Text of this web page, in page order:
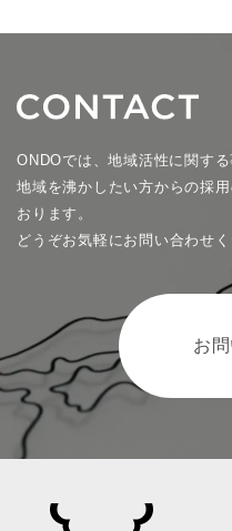
ONDOでは、地域活性に関す
地域を沸かしたい方からの採
おります。
どうぞお気軽にお問い合わせく
お